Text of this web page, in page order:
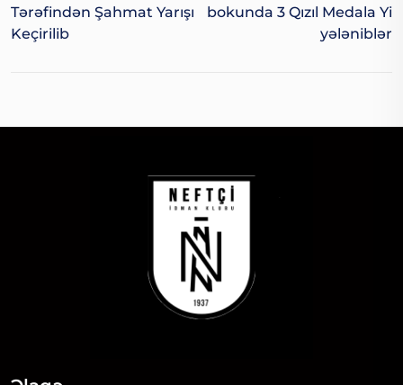
Tərəfindən Şahmat Yarışı
Keçirilib
Bokunda 3 Qızıl Medala Yi
Yələniblər